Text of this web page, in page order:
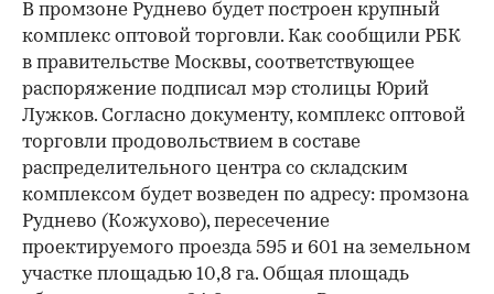
В промзоне Руднево будет построен крупный
комплекс оптовой торговли. Как сообщили РБК
в правительстве Москвы, соответствующее
распоряжение подписал мэр столицы Юрий
Лужков. Согласно документу, комплекс оптовой
торговли продовольствием в составе
распределительного центра со складским
комплексом будет возведен по адресу: промзона
Руднево (Кожухово), пересечение
проектируемого проезда 595 и 601 на земельном
участке площадью 10,8 га. Общая площадь